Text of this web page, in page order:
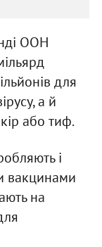
ООН
для
а й
або тиф.
і
вакцинами
на